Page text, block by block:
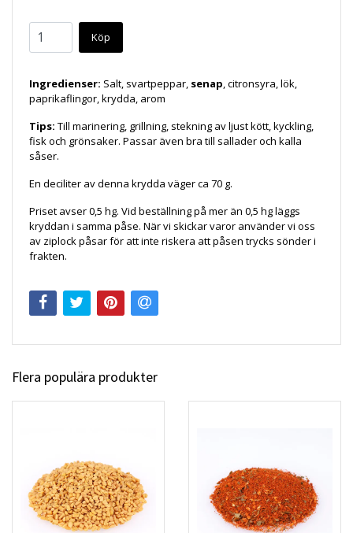
Köp
Ingredienser: Salt, svartpeppar, senap, citronsyra, lök,
paprikaflingor, krydda, arom
Tips: Till marinering, grillning, stekning av ljust kött, kyckling,
fisk och grönsaker. Passar även bra till sallader och kalla
såser.
En deciliter av denna krydda väger ca 70 g.
Priset avser 0,5 hg. Vid beställning på mer än 0,5 hg läggs
kryddan i samma påse. När vi skickar varor använder vi oss
av ziplock påsar för att inte riskera att påsen trycks sönder i
frakten.
Flera populära produkter